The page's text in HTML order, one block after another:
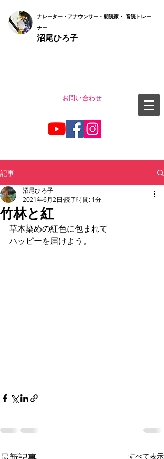
ナレーター・アナウンサー・朗読家・ 音読トレー
ナー
沼尾ひろ子
お問い合わせ
記事
竹林と紅
沼尾ひろ子
2021年6月2日 読了時間: 1分
草木染めの紅色に包まれて
ハッピーを届けよう。
すべて表示